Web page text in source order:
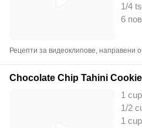
1/4
6
Рецепти за видеоклипове, направени
Chocolate Chip Tahini
1
1/2
1